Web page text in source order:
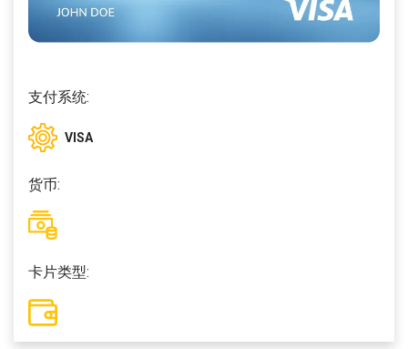
支付系统:
VISA
货币:
卡片类型: